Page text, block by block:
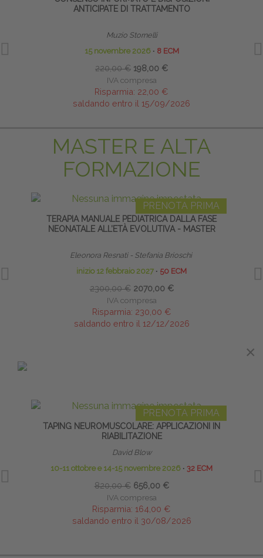
ANTICIPATE DI TRATTAMENTO
Muzio Stornelli
15 novembre 2026 ∙ 8 ECM
220,00 € 198,00 €
IVA compresa
Risparmia: 22,00 €
saldando entro il 15/09/2026
MASTER E ALTA
FORMAZIONE
PRENOTA PRIMA
TERAPIA MANUALE PEDIATRICA DALLA FASE
NEONATALE ALL’ETÀ EVOLUTIVA - MASTER
Eleonora Resnati - Stefania Brioschi
inizio 12 febbraio 2027 ∙ 50 ECM
2300,00 € 2070,00 €
IVA compresa
Risparmia: 230,00 €
saldando entro il 12/12/2026
PRENOTA PRIMA
TAPING NEUROMUSCOLARE: APPLICAZIONI IN
RIABILITAZIONE
David Blow
10-11 ottobre e 14-15 novembre 2026 ∙ 32 ECM
820,00 € 656,00 €
IVA compresa
Risparmia: 164,00 €
saldando entro il 30/08/2026
×
×